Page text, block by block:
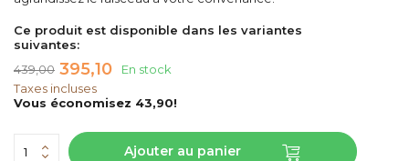
Ce produit est disponible dans les variantes
suivantes:
439,00 395,10
En stock
Taxes incluses
Vous économisez 43,90!
Ajouter au panier